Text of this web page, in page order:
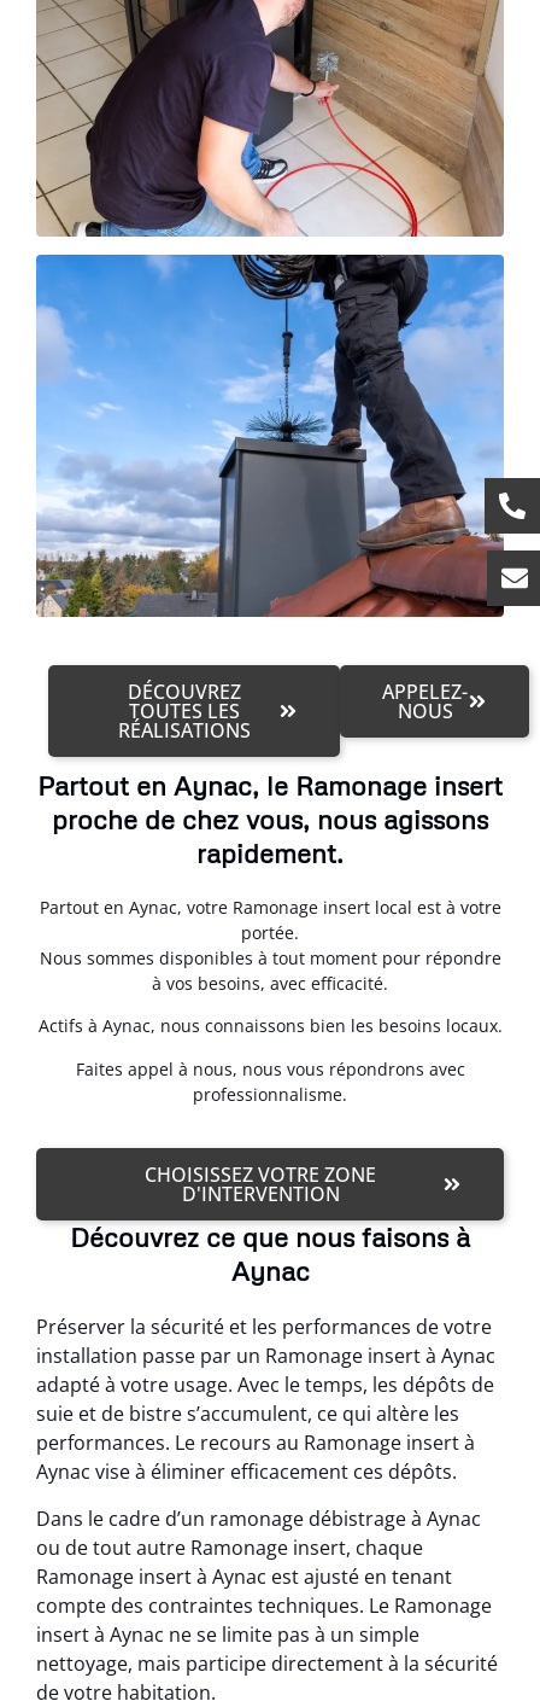
DÉCOUVREZ
TOUTES LES
RÉALISATIONS
APPELEZ-
NOUS
Partout en Aynac, le Ramonage insert
proche de chez vous, nous agissons
rapidement.
Partout en Aynac, votre Ramonage insert local est à votre
portée.
Nous sommes disponibles à tout moment pour répondre
à vos besoins, avec efficacité.
Actifs à Aynac, nous connaissons bien les besoins locaux.
Faites appel à nous, nous vous répondrons avec
professionnalisme.
CHOISISSEZ VOTRE ZONE
D'INTERVENTION
Découvrez ce que nous faisons à
Aynac
Préserver la sécurité et les performances de votre
installation passe par un Ramonage insert à Aynac
adapté à votre usage. Avec le temps, les dépôts de
suie et de bistre s’accumulent, ce qui altère les
performances. Le recours au Ramonage insert à
Aynac vise à éliminer efficacement ces dépôts.
Dans le cadre d’un ramonage débistrage à Aynac
ou de tout autre Ramonage insert, chaque
Ramonage insert à Aynac est ajusté en tenant
compte des contraintes techniques. Le Ramonage
insert à Aynac ne se limite pas à un simple
nettoyage, mais participe directement à la sécurité
de votre habitation.